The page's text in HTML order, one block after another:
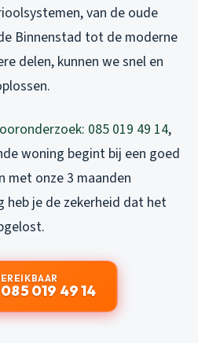
van de oude
Binnenstad tot de moderne
delen, kunnen we snel en
085 019 49 14,
woning begint bij een goed
met onze 3 maanden
je de zekerheid dat het
019 49 14